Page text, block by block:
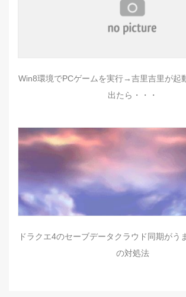
Win8環境でPCゲームを実行→吉里吉里が起
出たら・・・
ドラクエ4のセーブデータクラウド同期がう
の対処法